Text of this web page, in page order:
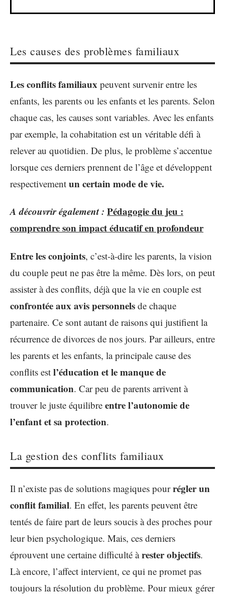
Les causes des problèmes familiaux
Les conflits familiaux peuvent survenir entre les
enfants, les parents ou les enfants et les parents. Selon
chaque cas, les causes sont variables. Avec les enfants
par exemple, la cohabitation est un véritable défi à
relever au quotidien. De plus, le problème s’accentue
lorsque ces derniers prennent de l’âge et développent
respectivement un certain mode de vie.
A découvrir également : Pédagogie du jeu :
comprendre son impact éducatif en profondeur
Entre les conjoints, c’est-à-dire les parents, la vision
du couple peut ne pas être la même. Dès lors, on peut
assister à des conflits, déjà que la vie en couple est
confrontée aux avis personnels de chaque
partenaire. Ce sont autant de raisons qui justifient la
récurrence de divorces de nos jours. Par ailleurs, entre
les parents et les enfants, la principale cause des
conflits est l’éducation et le manque de
communication. Car peu de parents arrivent à
trouver le juste équilibre entre l’autonomie de
l’enfant et sa protection.
La gestion des conflits familiaux
Il n’existe pas de solutions magiques pourrégler un
conflit familial. En effet, les parents peuvent être
tentés de faire part de leurs soucis à des proches pour
leur bien psychologique. Mais, ces derniers
éprouvent une certaine difficulté àrester objectifs.
Là encore, l’affect intervient, ce qui ne promet pas
toujours la résolution du problème. Pour mieux gérer